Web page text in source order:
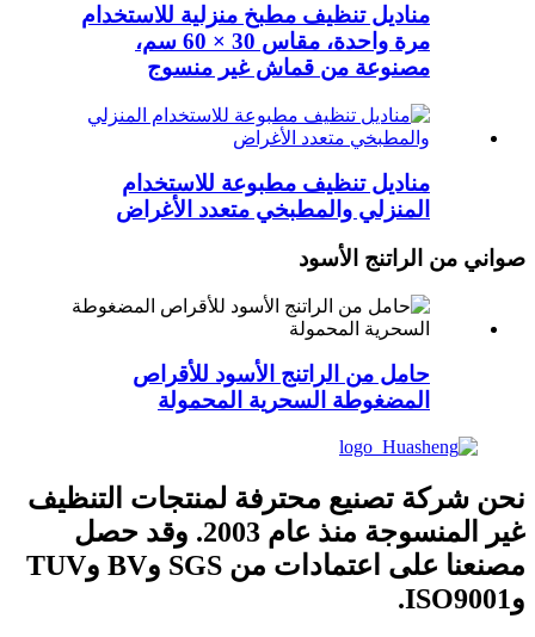
مناديل تنظيف مطبخ منزلية للاستخدام
مرة واحدة، مقاس 30 × 60 سم،
مصنوعة من قماش غير منسوج
مناديل تنظيف مطبوعة للاستخدام
المنزلي والمطبخي متعدد الأغراض
صواني من الراتنج الأسود
حامل من الراتنج الأسود للأقراص
المضغوطة السحرية المحمولة
نحن شركة تصنيع محترفة لمنتجات التنظيف
غير المنسوجة منذ عام 2003. وقد حصل
مصنعنا على اعتمادات من SGS وBV وTUV
وISO9001.